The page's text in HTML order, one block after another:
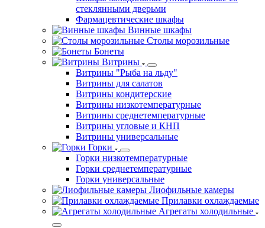
стеклянными дверьми
Фармацевтические шкафы
Винные шкафы
Столы морозильные
Бонеты
Витрины
Витрины "Рыба на льду"
Витрины для салатов
Витрины кондитерские
Витрины низкотемпературные
Витрины среднетемпературные
Витрины угловые и КНП
Витрины универсальные
Горки
Горки низкотемпературные
Горки среднетемпературные
Горки универсальные
Лиофильные камеры
Прилавки охлаждаемые
Агрегаты холодильные